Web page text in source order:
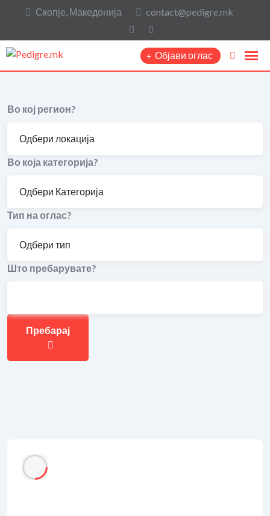
Скопје, Македонија contact@pedigre.mk
Објави оглас
Во кој регион?
Во која категорија?
Тип на оглас?
Што пребарувате?
Пребарај